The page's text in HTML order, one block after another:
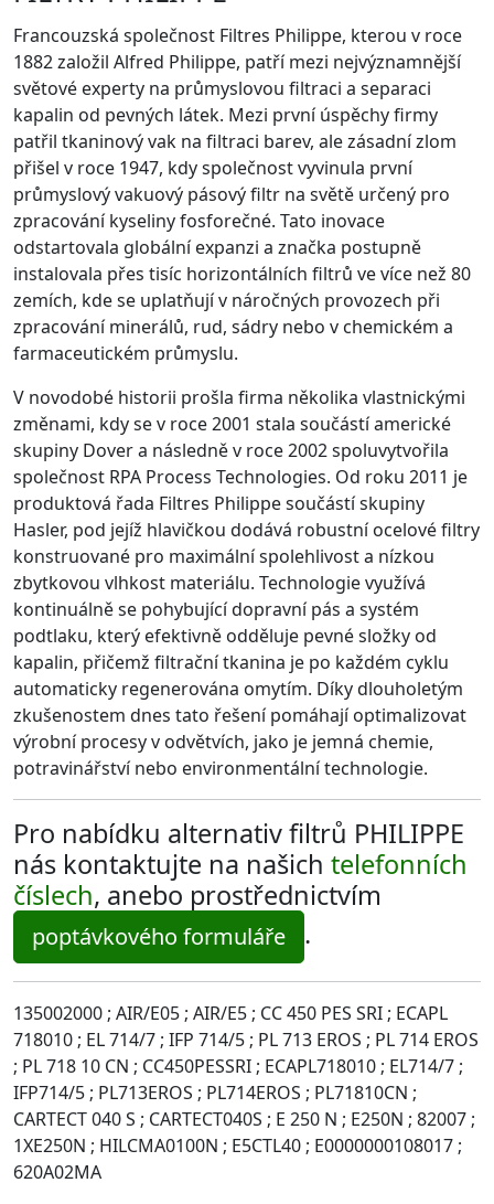
Francouzská společnost Filtres Philippe, kterou v roce
1882 založil Alfred Philippe, patří mezi nejvýznamnější
světové experty na průmyslovou filtraci a separaci
kapalin od pevných látek. Mezi první úspěchy firmy
patřil tkaninový vak na filtraci barev, ale zásadní zlom
přišel v roce 1947, kdy společnost vyvinula první
průmyslový vakuový pásový filtr na světě určený pro
zpracování kyseliny fosforečné. Tato inovace
odstartovala globální expanzi a značka postupně
instalovala přes tisíc horizontálních filtrů ve více než 80
zemích, kde se uplatňují v náročných provozech při
zpracování minerálů, rud, sádry nebo v chemickém a
farmaceutickém průmyslu.
V novodobé historii prošla firma několika vlastnickými
změnami, kdy se v roce 2001 stala součástí americké
skupiny Dover a následně v roce 2002 spoluvytvořila
společnost RPA Process Technologies. Od roku 2011 je
produktová řada Filtres Philippe součástí skupiny
Hasler, pod jejíž hlavičkou dodává robustní ocelové filtry
konstruované pro maximální spolehlivost a nízkou
zbytkovou vlhkost materiálu. Technologie využívá
kontinuálně se pohybující dopravní pás a systém
podtlaku, který efektivně odděluje pevné složky od
kapalin, přičemž filtrační tkanina je po každém cyklu
automaticky regenerována omytím. Díky dlouholetým
zkušenostem dnes tato řešení pomáhají optimalizovat
výrobní procesy v odvětvích, jako je jemná chemie,
potravinářství nebo environmentální technologie.
Pro nabídku alternativ filtrů PHILIPPE
nás kontaktujte na našich telefonních
číslech, anebo prostřednictvím
poptávkového formuláře .
135002000 ; AIR/E05 ; AIR/E5 ; CC 450 PES SRI ; ECAPL
718010 ; EL 714/7 ; IFP 714/5 ; PL 713 EROS ; PL 714 EROS
; PL 718 10 CN ; CC450PESSRI ; ECAPL718010 ; EL714/7 ;
IFP714/5 ; PL713EROS ; PL714EROS ; PL71810CN ;
CARTECT 040 S ; CARTECT040S ; E 250 N ; E250N ; 82007 ;
1XE250N ; HILCMA0100N ; E5CTL40 ; E0000000108017 ;
620A02MA